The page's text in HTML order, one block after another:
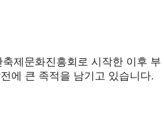
제문화진흥회로 시작한 이후 부
에 큰 족적을 남기고 있습니다.